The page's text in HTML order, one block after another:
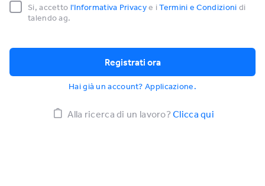
Si, accetto l'Informativa Privacye iTermini e Condizioni di
talendo ag.
Hai già un account? Applicazione.
Alla ricerca di un lavoro? Clicca qui